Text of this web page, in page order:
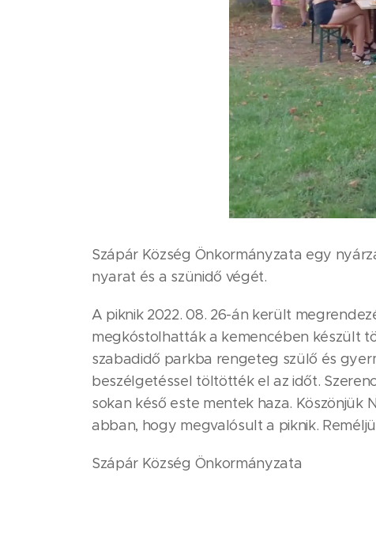
Szápár Község Önkormányzata egy
nyarat és a szünidő végét.
A piknik 2022. 08. 26-án került
megkóstolhatták a kemencében készült
szabadidő parkba rengeteg szülő és
beszélgetéssel töltötték el az időt.
sokan késő este mentek haza.
abban, hogy megvalósult a piknik.
Szápár Község Önkormányzata